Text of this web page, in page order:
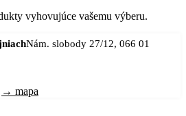
vyhovujúce vašemu výberu.
Nám. slobody 27/12, 066 01
→ mapa